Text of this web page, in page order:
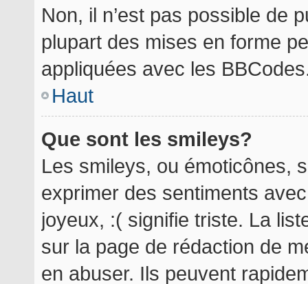
Non, il n’est pas possible de
plupart des mises en forme
appliquées avec les
Haut
Que sont les smileys?
Les smileys, ou émoticônes,
exprimer des sentiments
joyeux, :( signifie triste. La
sur la page de rédaction de
en abuser. Ils peuvent